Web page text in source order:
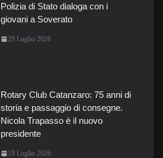
Polizia di Stato dialoga con i
giovani a Soverato
29 Luglio 2026
Rotary Club Catanzaro: 75 anni di
storia e passaggio di consegne.
Nicola Trapasso è il nuovo
presidente
19 Luglio 2026